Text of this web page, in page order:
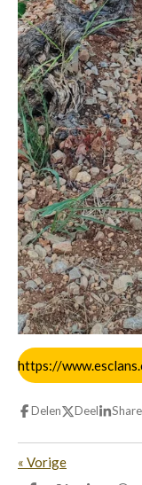
https://
Delen Deel Share
« Vorige